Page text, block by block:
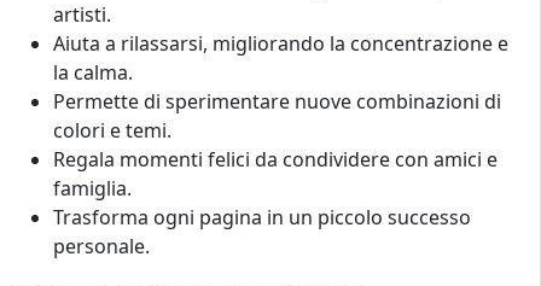
artisti.
Aiuta a rilassarsi, migliorando la concentrazione e
la calma.
Permette di sperimentare nuove combinazioni di
colori e temi.
Regala momenti felici da condividere con amici e
famiglia.
Trasforma ogni pagina in un piccolo successo
personale.